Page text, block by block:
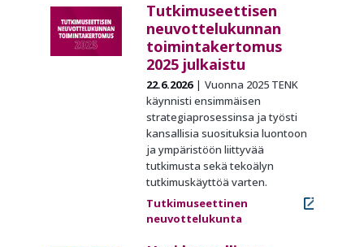
Tutkimuseettisen
neuvottelukunnan
toimintakertomus
2025 julkaistu
22.6.2026
Vuonna 2025 TENK
käynnisti ensimmäisen
strategiaprosessinsa ja työsti
kansallisia suosituksia luontoon
ja ympäristöön liittyvää
tutkimusta sekä tekoälyn
tutkimuskäyttöä varten.
Tutkimuseettinen
neuvottelukunta